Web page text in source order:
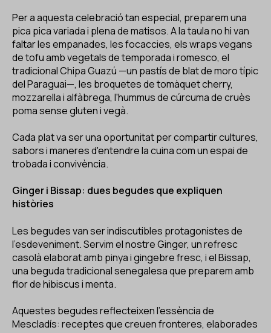
Per a aquesta celebració tan especial, preparem una
pica pica variada i plena de matisos. A la taula no hi van
faltar les empanades, les focaccies, els wraps vegans
de tofu amb vegetals de temporada i romesco, el
tradicional Chipa Guazú —un pastís de blat de moro típic
del Paraguai—, les broquetes de tomàquet cherry,
mozzarella i alfàbrega, l'hummus de cúrcuma de cruès
poma sense gluten i vegà.
Cada plat va ser una oportunitat per compartir cultures,
sabors i maneres d'entendre la cuina com un espai de
trobada i convivència.
Ginger i Bissap: dues begudes que expliquen
històries
Les begudes van ser indiscutibles protagonistes de
l'esdeveniment. Servim el nostre Ginger, un refresc
casolà elaborat amb pinya i gingebre fresc, i el Bissap,
una beguda tradicional senegalesa que preparem amb
flor de hibiscus i menta.
Aquestes begudes reflecteixen l'essència de
Mescladís: receptes que creuen fronteres, elaborades